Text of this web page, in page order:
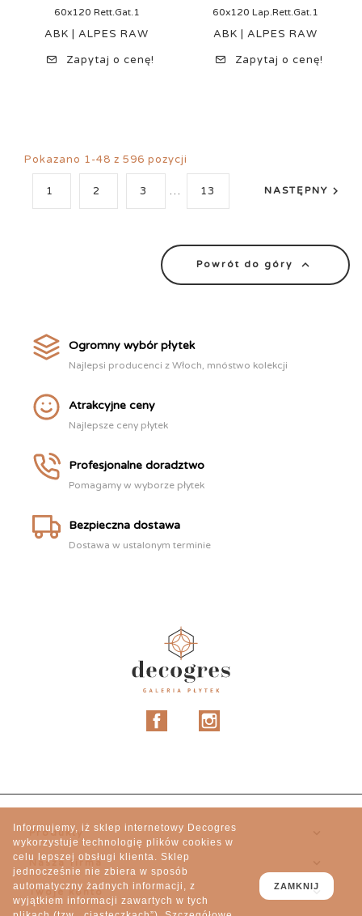
60x120 Rett.Gat.1
ABK | ALPES RAW
Zapytaj o cenę!
60x120 Lap.Rett.Gat.1
ABK | ALPES RAW
Zapytaj o cenę!
Pokazano 1-48 z 596 pozycji
1 2 3 … 13 NASTĘPNY 
Powrót do góry 
Ogromny wybór płytek
Najlepsi producenci z Włoch, mnóstwo kolekcji
Atrakcyjne ceny
Najlepsze ceny płytek
Profesjonalne doradztwo
Pomagamy w wyborze płytek
Bezpieczna dostawa
Dostawa w ustalonym terminie
Facebook
Produkty
Nasza firma
Twoje konto 
Informujemy, iż sklep internetowy Decogres
wykorzystuje technologię plików cookies w
celu lepszej obsługi klienta. Sklep
jednocześnie nie zbiera w sposób
automatyczny żadnych informacji, z
wyjątkiem informacji zawartych w tych
ZAMKNIJ